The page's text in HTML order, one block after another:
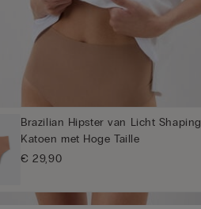
Brazilian Hipster van Licht Shaping
Katoen met Hoge Taille
€ 29,90